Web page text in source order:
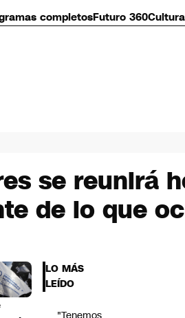
completosFuturo 360Cultura
se reunirá
de lo que
LO MÁS
LEÍDO